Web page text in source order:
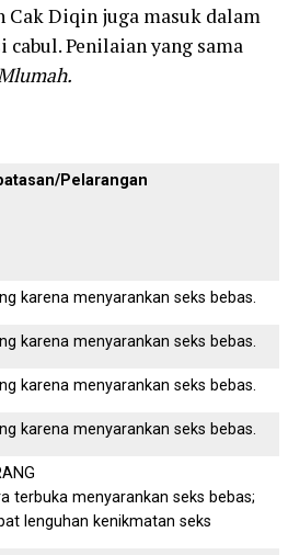
Cak Diqin juga masuk dalam
Penilaian yang sama
Pelarangan
karena menyarankan seks bebas.
karena menyarankan seks bebas.
karena menyarankan seks bebas.
karena menyarankan seks bebas.
terbuka menyarankan seks bebas;
lenguhan kenikmatan seks